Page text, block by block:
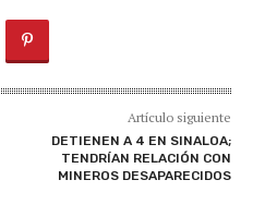
Artículo siguiente
DETIENEN A 4 EN SINALOA;
TENDRÍAN RELACIÓN CON
MINEROS DESAPARECIDOS